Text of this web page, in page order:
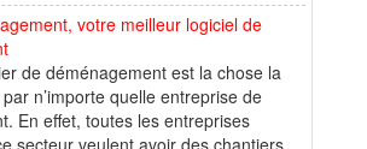
votre meilleur logiciel de
de déménagement est la chose la
n’importe quelle entreprise de
En effet, toutes les entreprises
secteur veulent avoir des chantiers